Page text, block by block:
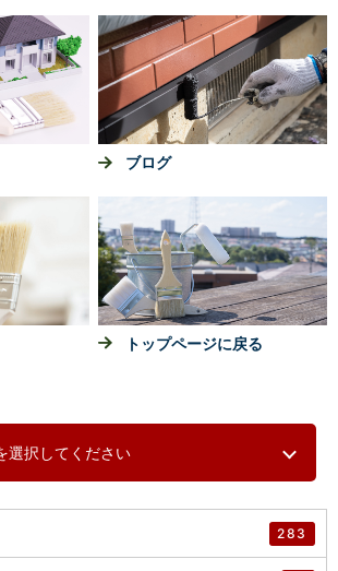
ブログ
トップページに戻る
選択してください
283